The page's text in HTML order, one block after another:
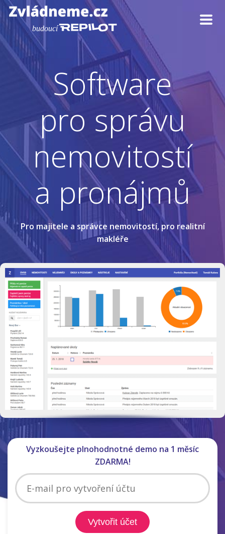
Software
pro správu
nemovitostí
a pronájmů
Pro majitele a správce nemovitostí, pro realitní
makléře
Vyzkoušejte plnohodnotné demo na 1 měsíc
ZDARMA!
Vytvořit účet